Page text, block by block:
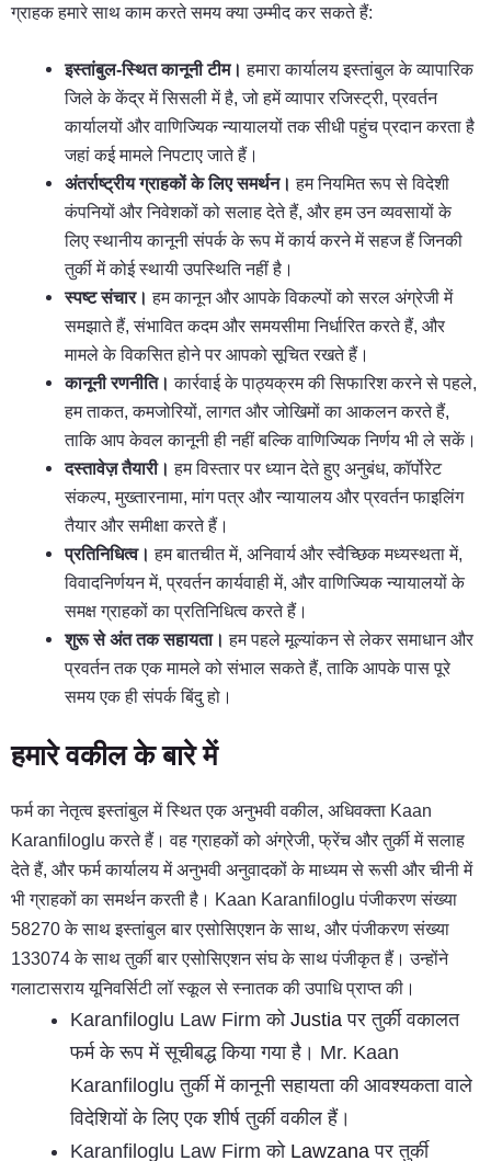
ग्राहक हमारे साथ काम करते समय क्या उम्मीद कर सकते हैं:
इस्तांबुल-स्थित कानूनी टीम। हमारा कार्यालय इस्तांबुल के व्यापारिक
जिले के केंद्र में सिसली में है, जो हमें व्यापार रजिस्ट्री, प्रवर्तन
कार्यालयों और वाणिज्यिक न्यायालयों तक सीधी पहुंच प्रदान करता है
जहां कई मामले निपटाए जाते हैं।
अंतर्राष्ट्रीय ग्राहकों के लिए समर्थन। हम नियमित रूप से विदेशी
कंपनियों और निवेशकों को सलाह देते हैं, और हम उन व्यवसायों के
लिए स्थानीय कानूनी संपर्क के रूप में कार्य करने में सहज हैं जिनकी
तुर्की में कोई स्थायी उपस्थिति नहीं है।
स्पष्ट संचार। हम कानून और आपके विकल्पों को सरल अंग्रेजी में
समझाते हैं, संभावित कदम और समयसीमा निर्धारित करते हैं, और
मामले के विकसित होने पर आपको सूचित रखते हैं।
कानूनी रणनीति। कार्रवाई के पाठ्यक्रम की सिफारिश करने से पहले,
हम ताकत, कमजोरियों, लागत और जोखिमों का आकलन करते हैं,
ताकि आप केवल कानूनी ही नहीं बल्कि वाणिज्यिक निर्णय भी ले सकें।
दस्तावेज़ तैयारी। हम विस्तार पर ध्यान देते हुए अनुबंध, कॉर्पोरेट
संकल्प, मुख्तारनामा, मांग पत्र और न्यायालय और प्रवर्तन फाइलिंग
तैयार और समीक्षा करते हैं।
प्रतिनिधित्व। हम बातचीत में, अनिवार्य और स्वैच्छिक मध्यस्थता में,
विवादनिर्णयन में, प्रवर्तन कार्यवाही में, और वाणिज्यिक न्यायालयों के
समक्ष ग्राहकों का प्रतिनिधित्व करते हैं।
शुरू से अंत तक सहायता। हम पहले मूल्यांकन से लेकर समाधान और
प्रवर्तन तक एक मामले को संभाल सकते हैं, ताकि आपके पास पूरे
समय एक ही संपर्क बिंदु हो।
हमारे वकील के बारे में
फर्म का नेतृत्व इस्तांबुल में स्थित एक अनुभवी वकील, अधिवक्ता Kaan
Karanfiloglu करते हैं। वह ग्राहकों को अंग्रेजी, फ्रेंच और तुर्की में सलाह
देते हैं, और फर्म कार्यालय में अनुभवी अनुवादकों के माध्यम से रूसी और चीनी में
भी ग्राहकों का समर्थन करती है। Kaan Karanfiloglu पंजीकरण संख्या
58270 के साथ इस्तांबुल बार एसोसिएशन के साथ, और पंजीकरण संख्या
133074 के साथ तुर्की बार एसोसिएशन संघ के साथ पंजीकृत हैं। उन्होंने
गलाटासराय यूनिवर्सिटी लॉ स्कूल से स्नातक की उपाधि प्राप्त की।
Karanfiloglu Law Firm को Justia पर तुर्की वकालत
फर्म के रूप में सूचीबद्ध किया गया है। Mr. Kaan
Karanfiloglu तुर्की में कानूनी सहायता की आवश्यकता वाले
विदेशियों के लिए एक शीर्ष तुर्की वकील हैं।
Karanfiloglu Law Firm को Lawzana पर तुर्की